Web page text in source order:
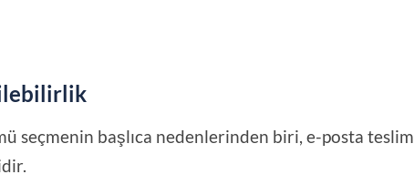
seçmenin başlıca nedenlerinden biri, e-posta teslim